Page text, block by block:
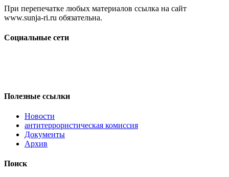
При перепечатке любых материалов ссылка на сайт
www.sunja-ri.ru обязательна.
Социальные сети
Полезные ссылки
Новости
антитеррористическая комиссия
Документы
Архив
Поиск